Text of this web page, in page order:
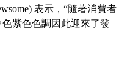
表示，“隨著消費者
紫色色調因此迎來了發